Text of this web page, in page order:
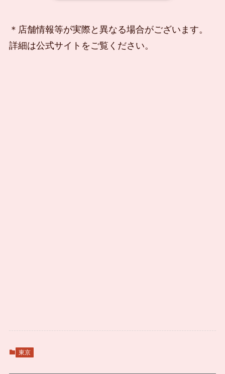
＊店舗情報等が実際と異なる場合がございます。
詳細は公式サイトをご覧ください。
東京